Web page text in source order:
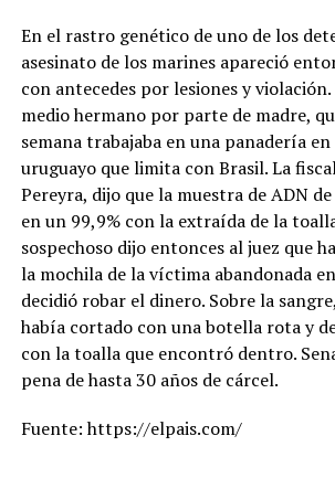
En el rastro genético de uno de los
asesinato de los marines apareció
con antecedes por lesiones y violación.
medio hermano por parte de madre,
semana trabajaba en una panadería
uruguayo que limita con Brasil. La
Pereyra, dijo que la muestra de ADN
en un 99,9% con la extraída de la
sospechoso dijo entonces al juez que
la mochila de la víctima abandonada
decidió robar el dinero. Sobre la
había cortado con una botella rota y
con la toalla que encontró dentro.
pena de hasta 30 años de cárcel.
Fuente: https://elpais.com/